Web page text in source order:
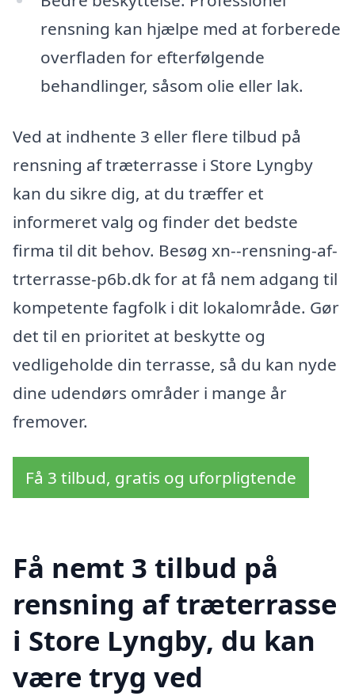
rensning kan hjælpe med at forberede
overfladen for efterfølgende
behandlinger, såsom olie eller lak.
Ved at indhente 3 eller flere tilbud på
rensning af træterrasse i Store Lyngby
kan du sikre dig, at du træffer et
informeret valg og finder det bedste
firma til dit behov. Besøg xn--rensning-af-
trterrasse-p6b.dk for at få nem adgang til
kompetente fagfolk i dit lokalområde. Gør
det til en prioritet at beskytte og
vedligeholde din terrasse, så du kan nyde
dine udendørs områder i mange år
fremover.
Få 3 tilbud, gratis og uforpligtende
Få nemt 3 tilbud på
rensning af træterrasse
i Store Lyngby, du kan
være tryg ved